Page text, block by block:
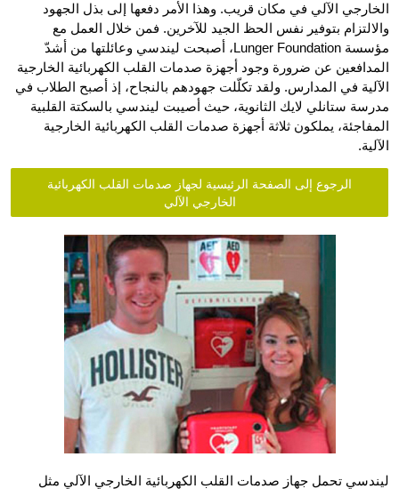
الخارجي الآلي في مكان قريب. وهذا الأمر دفعها إلى بذل الجهود
والالتزام بتوفير نفس الحظ الجيد للآخرين. فمن خلال العمل مع
مؤسسة Lunger Foundation، أصبحت ليندسي وعائلتها من أشدّ
المدافعين عن ضرورة وجود أجهزة صدمات القلب الكهربائية الخارجية
الآلية في المدارس. ولقد تكلّلت جهودهم بالنجاح، إذ أصبح الطلاب في
مدرسة ستانلي لايك الثانوية، حيث أصيبت ليندسي بالسكتة القلبية
المفاجئة، يملكون ثلاثة أجهزة صدمات القلب الكهربائية الخارجية
الآلية.
الرجوع إلى الصفحة الرئيسية لجهاز صدمات القلب الكهربائية
الخارجي الآلي
ليندسي تحمل جهاز صدمات القلب الكهربائية الخارجي الآلي مثل